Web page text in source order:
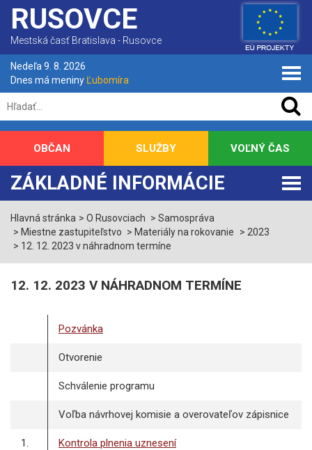
RUSOVCE
Mestská časť Bratislava - Rusovce
Nedeľa 9. 8. 2026
Dnes má meniny Ľubomíra
ZÁKLADNÉ INFORMÁCIE
OBČAN SLUŽBY VOĽNÝ ČAS
Hlavná stránka O Rusovciach
Samospráva
Miestne zastupiteľstvo
Materiály na rokovanie
2023
12. 12. 2023 v náhradnom termíne
12. 12. 2023 V NÁHRADNOM TERMÍNE
Pozvánka
Otvorenie
Schválenie programu
Voľba návrhovej komisie a overovateľov zápisnice
1. Kontrola plnenia uznesení